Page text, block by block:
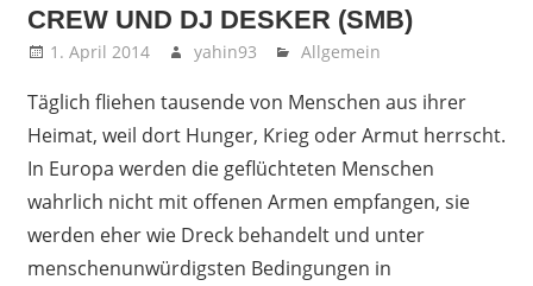
CREW UND DJ DESKER (SMB)
1. April 2014 yahin93 Allgemein
Täglich fliehen tausende von Menschen aus ihrer
Heimat, weil dort Hunger, Krieg oder Armut herrscht.
In Europa werden die geflüchteten Menschen
wahrlich nicht mit offenen Armen empfangen, sie
werden eher wie Dreck behandelt und unter
menschenunwürdigsten Bedingungen in